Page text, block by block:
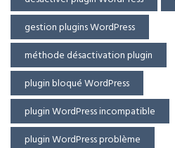
gestion plugins WordPress
méthode désactivation plugin
plugin bloqué WordPress
plugin WordPress incompatible
plugin WordPress problème